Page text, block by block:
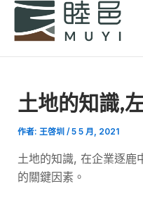
土地的知識,
作者: 王啓圳 / 5 5 月, 2021
土地的知識, 在企業逐鹿
的關鍵因素。
Post
navigation